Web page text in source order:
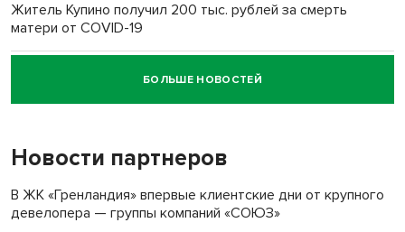
Житель Купино получил 200 тыс. рублей за смерть
матери от COVID-19
Новосибирский суд наказал водителя за смерть
пенсионерки на вокзале
«Мы живём на пастбище!»: в новосибирском селе лошади
терроризируют жителей
БОЛЬШЕ НОВОСТЕЙ
Новости партнеров
В ЖК «Гренландия» впервые клиентские дни от крупного
девелопера — группы компаний «СОЮЗ»